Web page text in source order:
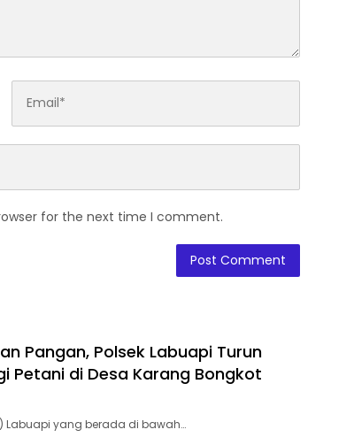
for the next time I comment.
Pangan, Polsek Labuapi Turun
Petani di Desa Karang Bongkot
Labuapi yang berada di bawah…